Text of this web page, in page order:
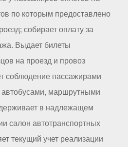
по которым предоставлено
собирает оплату за
Выдает билеты
на проезд и провоз
соблюдение пассажирами
автобусами, маршрутными
в надлежащем
салон автотранспортных
текущий учет реализации